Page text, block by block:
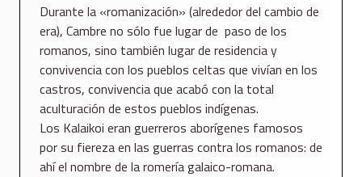
Durante la «romanización» (alrededor del cambio de
era), Cambre no sólo fue lugar de paso de los
romanos, sino también lugar de residencia y
convivencia con los pueblos celtas que vivían en los
castros, convivencia que acabó con la total
aculturación de estos pueblos indígenas.
Los Kalaikoi eran guerreros aborígenes famosos
por su fiereza en las guerras contra los romanos: de
ahí el nombre de la romería galaico-romana.